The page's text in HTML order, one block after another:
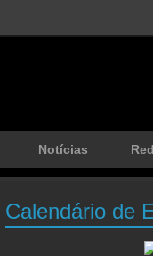
Notícias
Calendário de